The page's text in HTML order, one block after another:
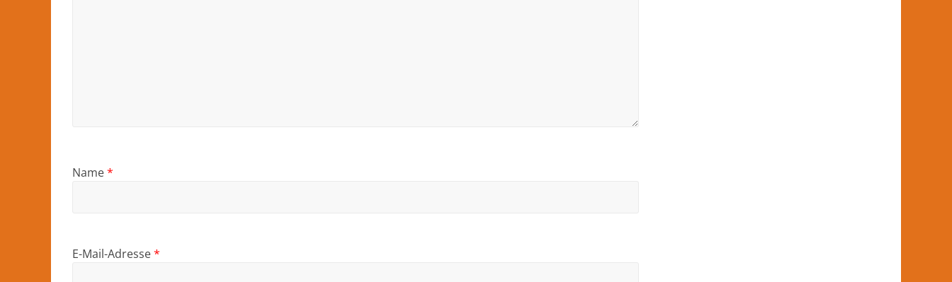
Name*
E-Mail-Adresse*